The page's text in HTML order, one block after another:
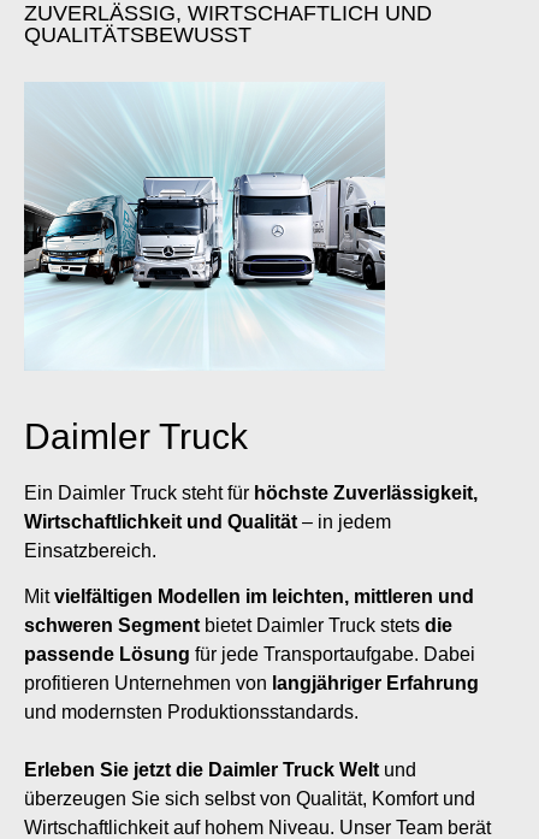
ZUVERLÄSSIG, WIRTSCHAFTLICH UND
QUALITÄTSBEWUSST
Daimler Truck
Ein Daimler Truck steht für höchste Zuverlässigkeit,
Wirtschaftlichkeit und Qualität – in jedem
Einsatzbereich.
Mitvielfältigen Modellen im leichten, mittleren und
schweren Segment bietet Daimler Truck stets die
passende Lösung für jede Transportaufgabe. Dabei
profitieren Unternehmen von langjähriger Erfahrung
und modernsten Produktionsstandards.
Erleben Sie jetzt die Daimler Truck Welt und
überzeugen Sie sich selbst von Qualität, Komfort und
Wirtschaftlichkeit auf hohem Niveau. Unser Team berät